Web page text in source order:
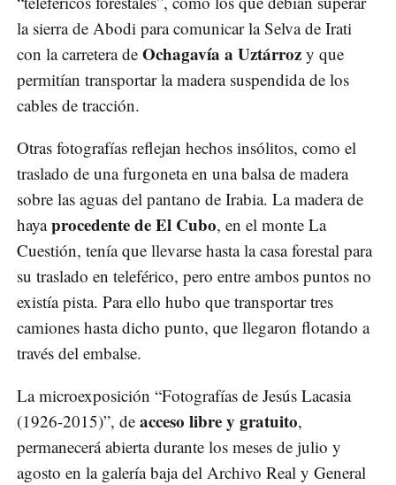
la sierra de Abodi para comunicar la Selva de Irati
con la carretera de Ochagavía a Uztárroz y que
permitían transportar la madera suspendida de los
cables de tracción.
Otras fotografías reflejan hechos insólitos, como el
traslado de una furgoneta en una balsa de madera
sobre las aguas del pantano de Irabia. La madera de
hayaprocedente de El Cubo, en el monte La
Cuestión, tenía que llevarse hasta la casa forestal para
su traslado en teleférico, pero entre ambos puntos no
existía pista. Para ello hubo que transportar tres
camiones hasta dicho punto, que llegaron flotando a
través del embalse.
La microexposición “Fotografías de Jesús Lacasia
(1926-2015)”, de acceso libre y gratuito,
permanecerá abierta durante los meses de julio y
agosto en la galería baja del Archivo Real y General